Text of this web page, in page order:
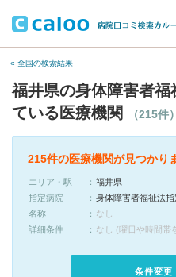
« 全国の検索結果
福井県の身体障害者
ている医療機関
（215件）
215件の医療機関が見つかり
エリア・駅
福井県
指定病院
身体障害者福祉法
名称
なし
詳細条件
なし (曜日や時間帯
条件変更